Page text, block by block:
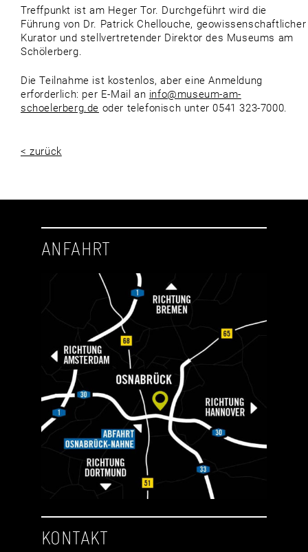
Treffpunkt ist am Heger Tor. Durchgeführt wird die
Führung von Dr. Patrick Chellouche, geowissenschaftlicher
Kurator und stellvertretender Direktor des Museums am
Schölerberg.
Die Teilnahme ist kostenlos, aber eine Anmeldung
erforderlich: per E-Mail an info@museum-am-
schoelerberg.de oder telefonisch unter 0541 323-7000.
< zurück
ANFAHRT
KONTAKT